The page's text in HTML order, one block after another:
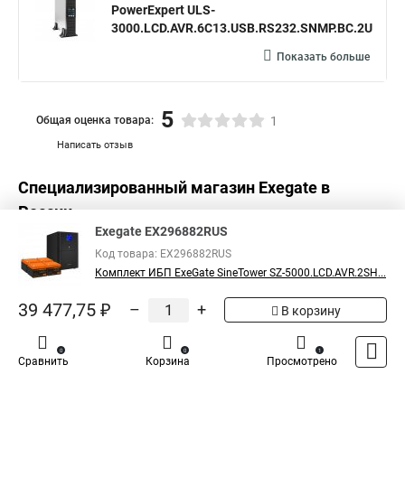
PowerExpert ULS-
3000.LCD.AVR.6C13.USB.RS232.SNMP.BC.2U
Показать больше
Написать отзыв
Общая оценка товара: 5 1
Специализированный магазин Exegate в
России
Exegate EX296882RUS
Код товара: EX296882RUS
Комплект ИБП ExeGate SineTower SZ-5000.LCD.AVR.2SH...
39 477,75 ₽ – + В корзину
Сравнить
0
Корзина
0
Просмотрено
1